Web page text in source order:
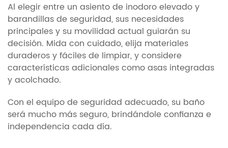
Al elegir entre un asiento de inodoro elevado y
barandillas de seguridad, sus necesidades
principales y su movilidad actual guiarán su
decisión. Mida con cuidado, elija materiales
duraderos y fáciles de limpiar, y considere
características adicionales como asas integradas
y acolchado.
Con el equipo de seguridad adecuado, su baño
será mucho más seguro, brindándole confianza e
independencia cada día.